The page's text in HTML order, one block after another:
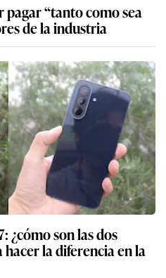
pagar “tanto como sea
de la industria
¿cómo son las dos
hacer la diferencia en la